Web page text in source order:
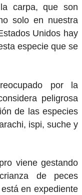
carpa, que son
solo en nuestra
Unidos hay
especie que se
por la
peligrosa
de las especies
ispi, suche y
viene gestando
de peces
en expediente